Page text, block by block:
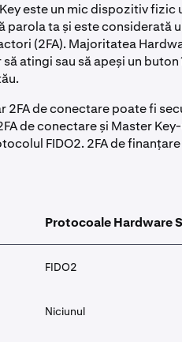
este un mic dispozitiv
parola ta și este considerată
(2FA). Majoritatea
atingi sau să apeși un
2FA de conectare poate fi
de conectare și Master
FIDO2. 2FA de
Protocoale Hardware
FIDO2
Niciunul